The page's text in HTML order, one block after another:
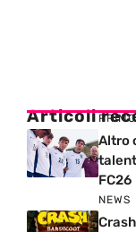
Articoli
Altro
FC26
NEWS